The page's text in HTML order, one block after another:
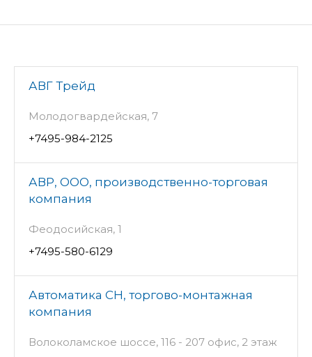
АВГ Трейд
Молодогвардейская, 7
+7495-984-2125
АВР, ООО, производственно-торговая
компания
Феодосийская, 1
+7495-580-6129
Автоматика СН, торгово-монтажная
компания
Волоколамское шоссе, 116 - 207 офис, 2 этаж